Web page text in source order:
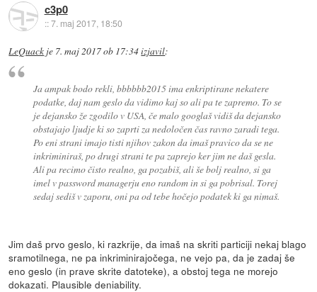
c3p0
::7. maj 2017, 18:50
LeQuack je 7. maj 2017 ob 17:34izjavil:
Ja ampak bodo rekli, bbbbbb2015 ima enkriptirane nekatere
podatke, daj nam geslo da vidimo kaj so ali pa te zapremo. To se
je dejansko že zgodilo v USA, če malo googlaš vidiš da dejansko
obstajajo ljudje ki so zaprti za nedoločen čas ravno zaradi tega.
Po eni strani imajo tisti njihov zakon da imaš pravico da se ne
inkriminiraš, po drugi strani te pa zaprejo ker jim ne daš gesla.
Ali pa recimo čisto realno, ga pozabiš, ali še bolj realno, si ga
imel v password managerju eno random in si ga pobrisal. Torej
sedaj sediš v zaporu, oni pa od tebe hočejo podatek ki ga nimaš.
Jim daš prvo geslo, ki razkrije, da imaš na skriti particiji nekaj blago
sramotilnega, ne pa inkriminirajočega, ne vejo pa, da je zadaj še
eno geslo (in prave skrite datoteke), a obstoj tega ne morejo
dokazati. Plausible deniability.